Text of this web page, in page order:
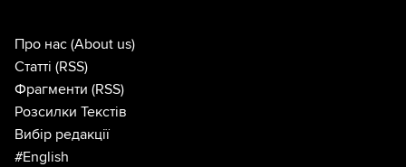
Про нас (About us)
Статті (RSS)
Фрагменти (RSS)
Розсилки Текстів
Вибір редакції
#English